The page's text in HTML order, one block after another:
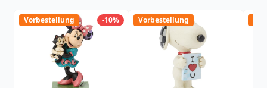
-10%
Vorbestellung Vorbestellung